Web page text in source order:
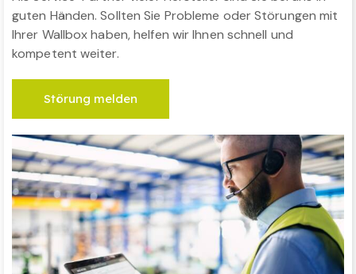
guten Händen. Sollten Sie Probleme oder Störungen mit
Ihrer Wallbox haben, helfen wir Ihnen schnell und
kompetent weiter.
Störung melden